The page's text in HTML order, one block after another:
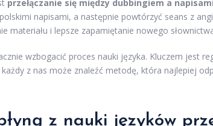
przełączanie się między dubbingiem a napisami
napisami, a następnie powtórzyć seans z
materiału i lepsze zapamiętanie nowego
wzbogacić proces nauki języka. Kluczem jest
z nas może znaleźć metodę, która najlepiej
z nauki języków